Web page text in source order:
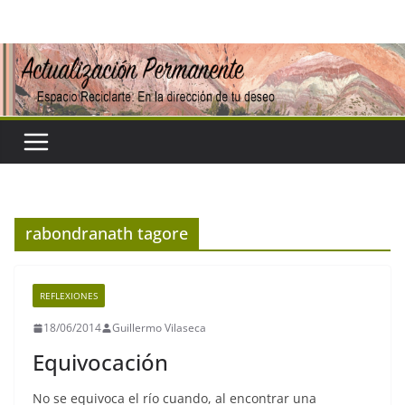
contenido
rabondranath tagore
REFLEXIONES
18/06/2014 Guillermo Vilaseca
Equivocación
No se equivoca el río cuando, al encontrar una